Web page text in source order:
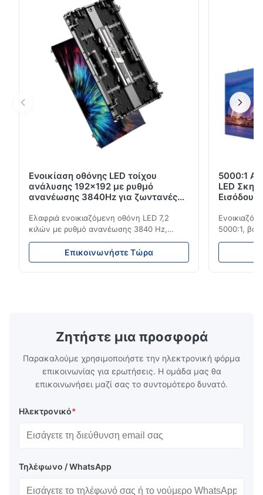
ολοκληρωμένες δυνατότητες σέρβις για τη
συντήρηση βιομηχανικού εξοπλισμού. Καθολική
συμβατότητα με συστήματα οθόνης μπροστινής
συντήρησης Ολοκληρ...
Ενοικίαση οθόνης LED τοίχου
ανάλυσης 192x192 με ρυθμό
ανανέωσης 3840Hz για ζωντανές
Ελαφριά ενοικιαζόμενη οθόνη LED 7,2
κιλών με ρυθμό ανανέωσης 3840 Hz,
φωτεινότητα 700 cd/m² και ανάλυση
192x192. Ιδανικό για ζωντανές εκδηλώσεις
με εύκολη εγκατάσταση και παγκόσμια
Επικοινωνήστε Τώρα
5000:1
LED
Εισόδου
5000:1,
ανανέωσης
Ζητήστε μια προσφορά
Παρακαλούμε χρησιμοποιήστε την ηλεκτρονική φόρμα
επικοινωνίας για ερωτήσεις. Η ομάδα μας θα
επικοινωνήσει μαζί σας το συντομότερο δυνατό.
Ηλεκτρονικό*
Τηλέφωνο / WhatsApp